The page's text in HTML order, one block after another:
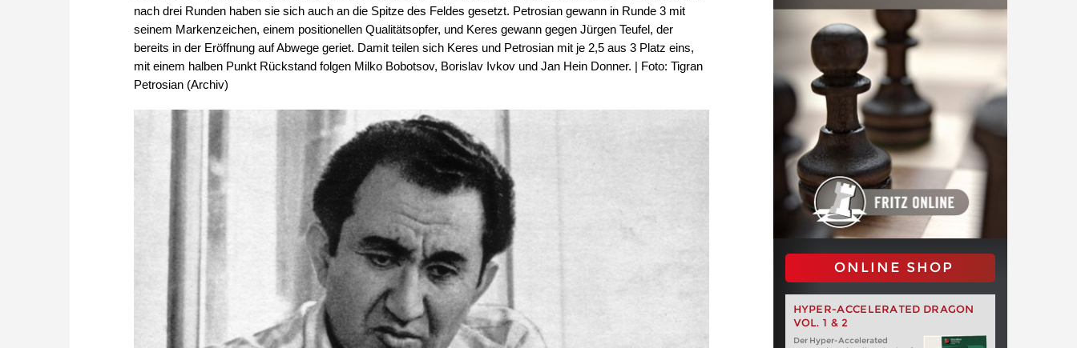
nach drei Runden haben sie sich auch an die Spitze des Feldes gesetzt. Petrosian gewann in Runde 3 mit
seinem Markenzeichen, einem positionellen Qualitätsopfer, und Keres gewann gegen Jürgen Teufel, der
bereits in der Eröffnung auf Abwege geriet. Damit teilen sich Keres und Petrosian mit je 2,5 aus 3 Platz eins,
mit einem halben Punkt Rückstand folgen Milko Bobotsov, Borislav Ivkov und Jan Hein Donner. | Foto: Tigran
Petrosian (Archiv)
ONLINE SHOP
HYPER-ACCELERATED DRAGON
VOL. 1 & 2
Der Hyper-Accelerated